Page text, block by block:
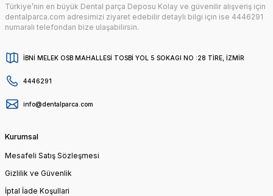
Türkiye’nin en büyük Dental parça Deposu Kolay ve güvenilir alışveriş için
dentalparca.com adresimizi ziyaret edebilir detaylı bilgi için ise 4446291
numaralı telefondan bize ulaşabilirsin.
İBNİ MELEK OSB MAHALLESİ TOSBİ YOL 5 SOKAGI NO :28 TİRE, İZMİR
4446291
info@dentalparca.com
Kurumsal
Mesafeli Satış Sözleşmesi
Gizlilik ve Güvenlik
İptal İade Koşullari